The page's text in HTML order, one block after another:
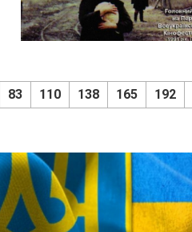
83 110 138 165 192